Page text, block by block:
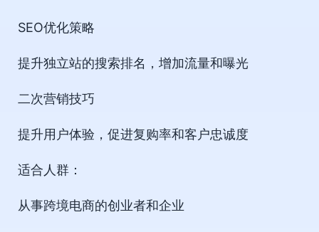
SEO优化策略
提升独立站的搜索排名，增加流量和曝光
二次营销技巧
提升用户体验，促进复购率和客户忠诚度
适合人群：
从事跨境电商的创业者和企业